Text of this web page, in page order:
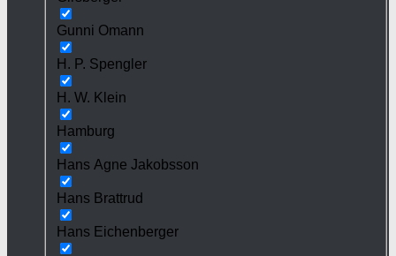
Gunni Omann
H. P. Spengler
H. W. Klein
Hamburg
Hans Agne Jakobsson
Hans Brattrud
Hans Eichenberger